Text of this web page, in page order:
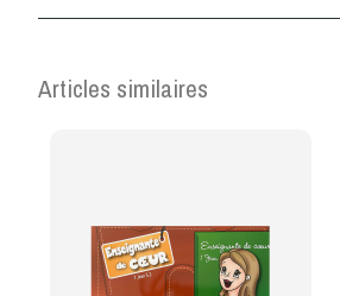
Articles similaires